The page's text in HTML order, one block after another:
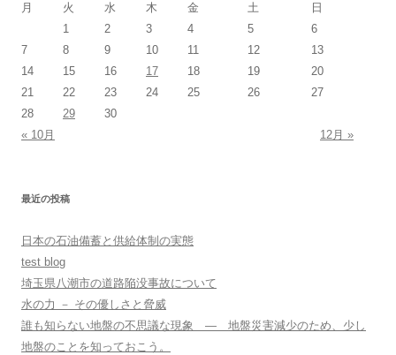
月
火 水 木 金 土 日
« 10月 12月 »
1 2 3 4 5
6
7
8 9 10 11 12
13
14
15 16 17 18 19
20
21
22 23 24 25 26
27
28
29 30
最近の投稿
日本の石油備蓄と供給体制の実態
test blog
埼玉県八潮市の道路陥没事故について
水の力 － その優しさと脅威
誰も知らない地盤の不思議な現象 ― 地盤災害減少のため、少し
地盤のことを知っておこう。